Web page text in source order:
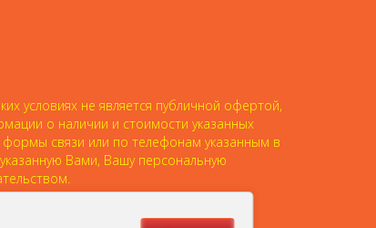
условиях не является публичной офертой,
о наличии и стоимости указанных
формы связи или по телефонам указанным в
Вами, Вашу персональную